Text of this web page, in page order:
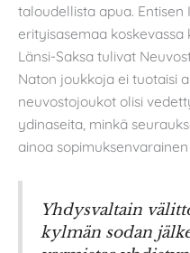
taloudellista apua. Entisen
erityisasemaa
Länsi-Saksa tulivat
Naton joukkoja ei tuotaisi
neuvostojoukot olisi
ydinaseita, minkä
ainoa
Yhdysvaltain
kylmän sodan